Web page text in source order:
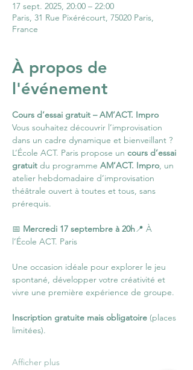
17 sept. 2025, 20:00 – 22:00
Paris, 31 Rue Pixérécourt, 75020 Paris,
France
À propos de
l'événement
Cours d’essai gratuit – AM’ACT. Impro
Vous souhaitez découvrir l’improvisation
dans un cadre dynamique et bienveillant ?
L’École ACT. Paris propose un cours d’essai
gratuit du programme AM’ACT. Impro, un
atelier hebdomadaire d’improvisation
théâtrale ouvert à toutes et tous, sans
prérequis.
📅 Mercredi 17 septembre à 20h📍 À
l’École ACT. Paris
Une occasion idéale pour explorer le jeu
spontané, développer votre créativité et
vivre une première expérience de groupe.
Inscription gratuite mais obligatoire (places
limitées).
Afficher plus